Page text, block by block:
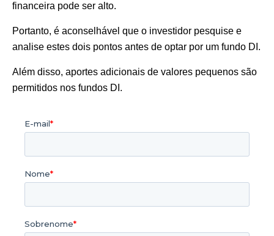
financeira pode ser alto.
Portanto, é aconselhável que o investidor pesquise e
analise estes dois pontos antes de optar por um fundo DI.
Além disso, aportes adicionais de valores pequenos são
permitidos nos fundos DI.